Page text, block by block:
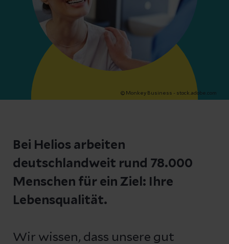
© Monkey Business - stock.adobe.com
Bei Helios arbeiten
deutschlandweit rund 78.000
Menschen für ein Ziel: Ihre
Lebensqualität.
Wir wissen, dass unsere gut